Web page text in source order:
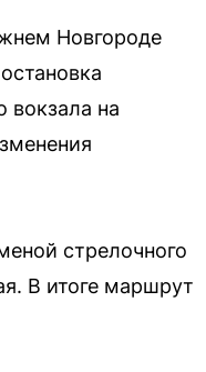
Новгороде
вокзала на
стрелочного
В итоге маршрут